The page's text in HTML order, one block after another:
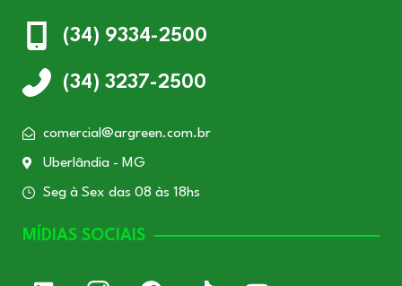
(34) 9334-2500
(34) 3237-2500
comercial@argreen.com.br
Uberlândia - MG
Seg à Sex das 08 às 18hs
MÍDIAS SOCIAIS